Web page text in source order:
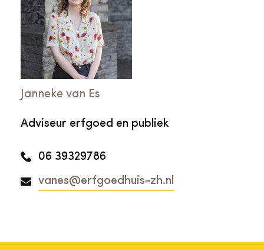
Janneke van Es
Adviseur erfgoed en publiek
06 39329786
vanes@erfgoedhuis-zh.nl